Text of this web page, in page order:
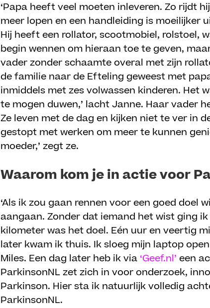
‘Papa heeft veel moeten inleveren. Zo rijdt
meer lopen en een handleiding is moeilijker
Hij heeft een rollator, scootmobiel, rolstoel,
begin wennen om hieraan toe te geven,
vader zonder schaamte overal met zijn
de familie naar de Efteling geweest met
inmiddels met zes volwassen kinderen. Het
te mogen duwen,’ lacht Janne. Haar vader
Ze leven met de dag en kijken niet te ver in
gestopt met werken om meer te kunnen
moeder,’ zegt ze.
Waarom kom je in actie voor
‘Als ik zou gaan rennen voor een goed doel
aangaan. Zonder dat iemand het wist ging
kilometer was het doel. Eén uur en veertig
later kwam ik thuis. Ik sloeg mijn laptop
Miles. Een dag later heb ik via ‘Geef.nl’ een
ParkinsonNL zet zich in voor onderzoek,
Parkinson. Hier sta ik natuurlijk volledig
ParkinsonNL.